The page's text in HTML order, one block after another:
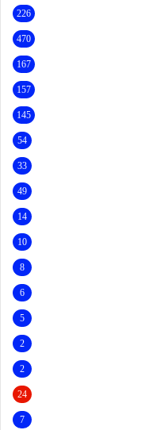
226
470
167
157
145
54
33
49
14
10
8
6
5
2
2
24
7